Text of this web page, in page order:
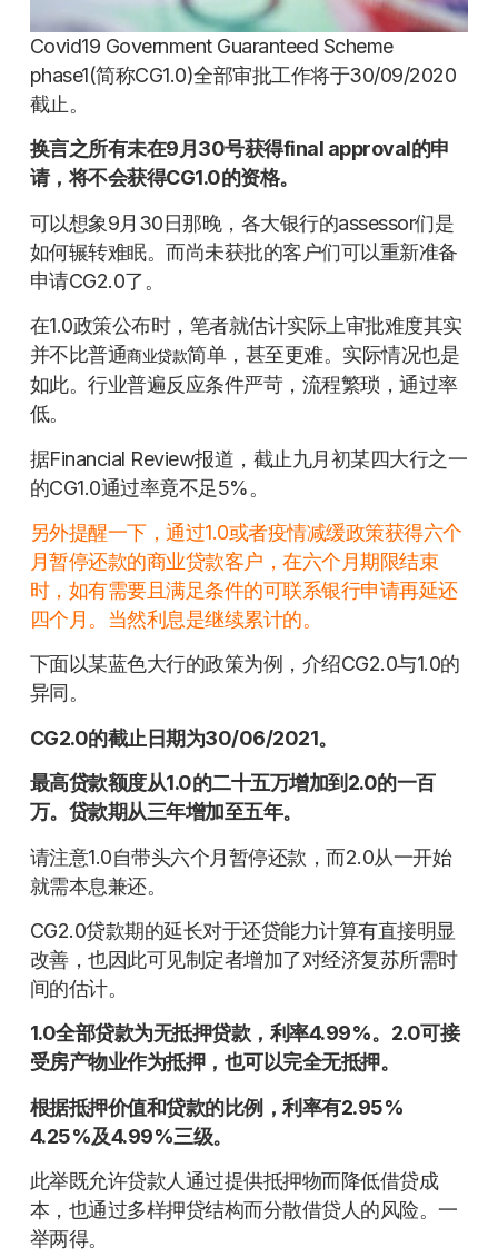
Covid19 Government Guaranteed Scheme
phase1(简称CG1.0)全部审批工作将于30/09/2020
截止。
换言之所有未在9月30号获得final approval的申
请，将不会获得CG1.0的资格。
可以想象9月30日那晚，各大银行的assessor们是
如何辗转难眠。而尚未获批的客户们可以重新准备
申请CG2.0了。
在1.0政策公布时，笔者就估计实际上审批难度其实
并不比普通商业贷款简单，甚至更难。实际情况也是
如此。行业普遍反应条件严苛，流程繁琐，通过率
低。
据Financial Review报道，截止九月初某四大行之一
的CG1.0通过率竟不足5%。
另外提醒一下，通过1.0或者疫情减缓政策获得六个
月暂停还款的商业贷款客户，在六个月期限结束
时，如有需要且满足条件的可联系银行申请再延还
四个月。当然利息是继续累计的。
下面以某蓝色大行的政策为例，介绍CG2.0与1.0的
异同。
CG2.0的截止日期为30/06/2021。
最高贷款额度从1.0的二十五万增加到2.0的一百
万。贷款期从三年增加至五年。
请注意1.0自带头六个月暂停还款，而2.0从一开始
就需本息兼还。
CG2.0贷款期的延长对于还贷能力计算有直接明显
改善，也因此可见制定者增加了对经济复苏所需时
间的估计。
1.0全部贷款为无抵押贷款，利率4.99%。2.0可接
受房产物业作为抵押，也可以完全无抵押。
根据抵押价值和贷款的比例，利率有2.95%
4.25%及4.99%三级。
此举既允许贷款人通过提供抵押物而降低借贷成
本，也通过多样押贷结构而分散借贷人的风险。一
举两得。